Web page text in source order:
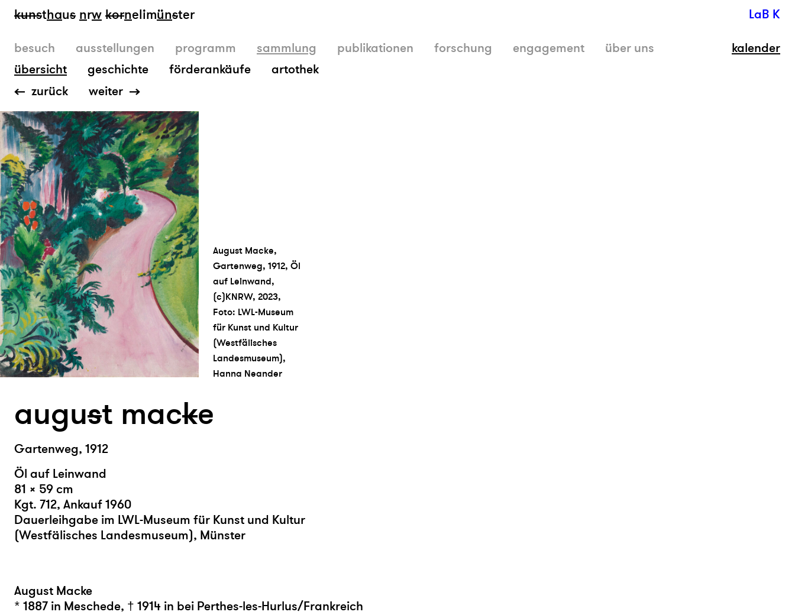
kunsthaus nrw kornelimünster
besuch ausstellungen programm
sammlung
übersicht
geschichte förderankäufe artothek
publikationen forschung engagement über uns
kalender
LaB K
zurück weiter
August Macke,
Gartenweg, 1912, Öl
auf Leinwand,
(c)KNRW, 2023,
Foto: LWL-Museum
für Kunst und Kultur
(Westfälisches
Landesmuseum),
Hanna Neander
august macke
Gartenweg, 1912
Öl auf Leinwand
81 × 59 cm
Kgt. 712, Ankauf 1960
Dauerleihgabe im LWL-Museum für Kunst und Kultur
(Westfälisches Landesmuseum), Münster
August Macke
* 1887 in Meschede, † 1914 in bei Perthes-les-Hurlus/Frankreich